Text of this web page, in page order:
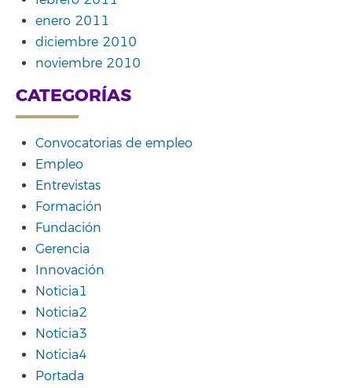
enero 2011
diciembre 2010
noviembre 2010
CATEGORÍAS
Convocatorias de empleo
Empleo
Entrevistas
Formación
Fundación
Gerencia
Innovación
Noticia1
Noticia2
Noticia3
Noticia4
Portada